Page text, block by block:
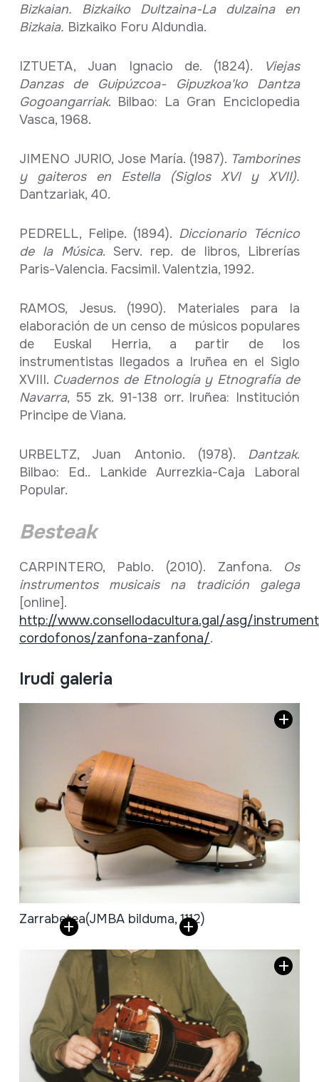
Bizkaian.
Bizkaiko Dultzaina-La dulzaina en
Bizkaia. Bizkaiko Foru Aldundia.
IZTUETA, Juan Ignacio de. (1824).
Viejas
Danzas de Guipúzcoa- Gipuzkoa'ko Dantza
Gogoangarriak. Bilbao: La Gran Enciclopedia
Vasca, 1968.
JIMENO JURIO, Jose María. (1987). Tamborines
y gaiteros en Estella (Siglos XVI y XVII).
Dantzariak, 40.
PEDRELL, Felipe. (1894). Diccionario Técnico
de la Música. Serv. rep. de libros, Librerías
Paris-Valencia. Facsimil. Valentzia, 1992.
RAMOS, Jesus. (1990). Materiales para la
elaboración de un censo de músicos populares
de Euskal Herria, a partir de los
instrumentistas llegados a Iruñea en el Siglo
XVIII. Cuadernos de Etnología y Etnografía de
Navarra, 55 zk. 91-138 orr. Iruñea: Institución
Principe de Viana.
URBELTZ, Juan Antonio. (1978). Dantzak.
Bilbao: Ed.. Lankide Aurrezkia-Caja Laboral
Popular.
Besteak
CARPINTERO, Pablo. (2010). Zanfona. Os
instrumentos musicais na tradición galega
[online].
http://www.consellodacultura.gal/asg/
cordofonos/zanfona-zanfona/.
Irudi galeria
Zarrabetea(JMBA bilduma, 1112)